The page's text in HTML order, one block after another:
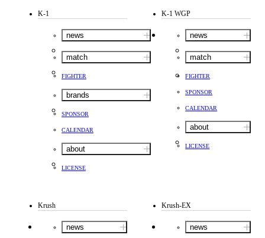
K-1
news
match
FIGHTER
brands
SPONSOR
CALENDAR
about
LICENSE
K-1 WGP
news
match
FIGHTER
SPONSOR
CALENDAR
about
LICENSE
Krush
news
Krush-EX
news